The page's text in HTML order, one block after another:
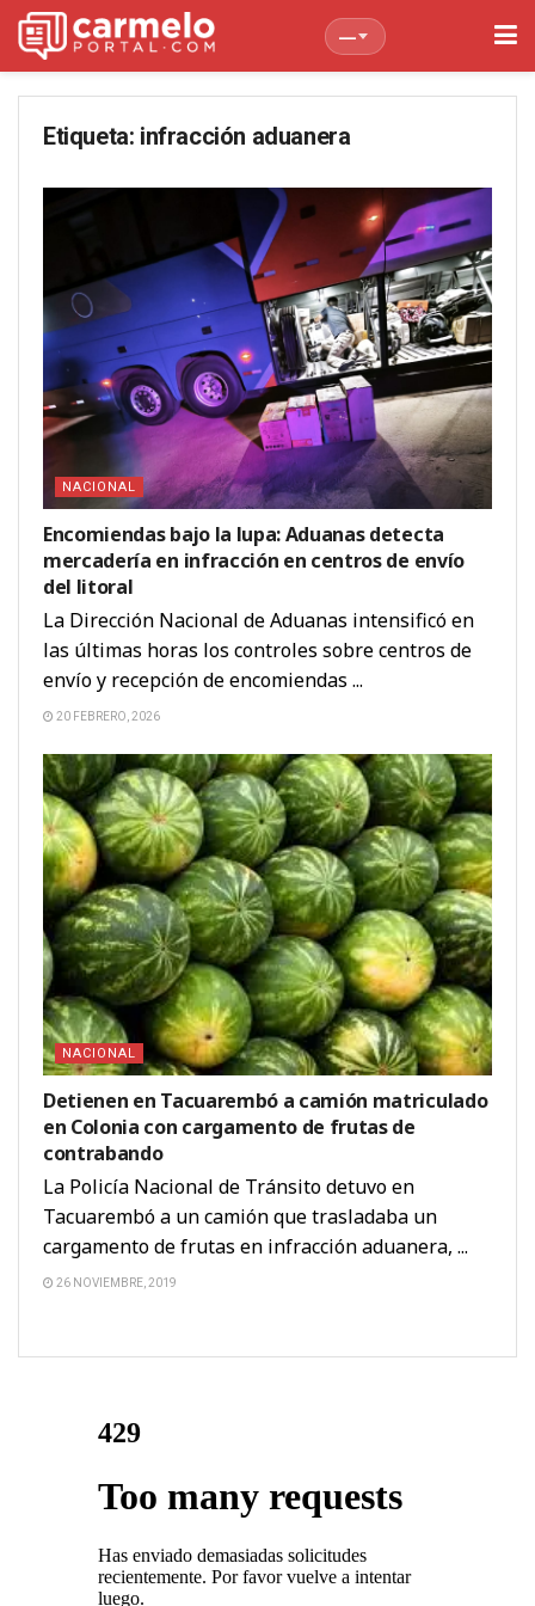
—
Etiqueta: infracción aduanera
NACIONAL
Encomiendas bajo la lupa: Aduanas detecta
mercadería en infracción en centros de envío
del litoral
La Dirección Nacional de Aduanas intensificó en
las últimas horas los controles sobre centros de
envío y recepción de encomiendas ...
20 FEBRERO, 2026
NACIONAL
Detienen en Tacuarembó a camión matriculado
en Colonia con cargamento de frutas de
contrabando
La Policía Nacional de Tránsito detuvo en
Tacuarembó a un camión que trasladaba un
cargamento de frutas en infracción aduanera, ...
26 NOVIEMBRE, 2019